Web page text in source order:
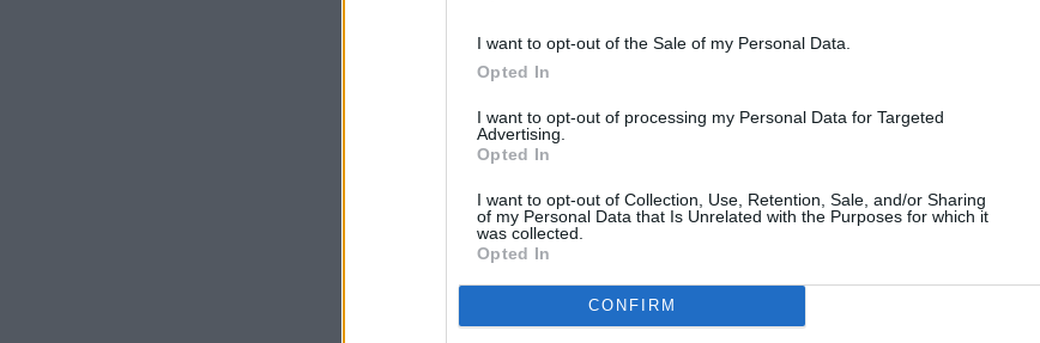
I want to opt-out of the Sale of my Personal Data.
Opted In
I want to opt-out of processing my Personal Data for Targeted
Advertising.
Opted In
I want to opt-out of Collection, Use, Retention, Sale, and/or Sharing
of my Personal Data that Is Unrelated with the Purposes for which it
was collected.
Opted In
CONFIRM